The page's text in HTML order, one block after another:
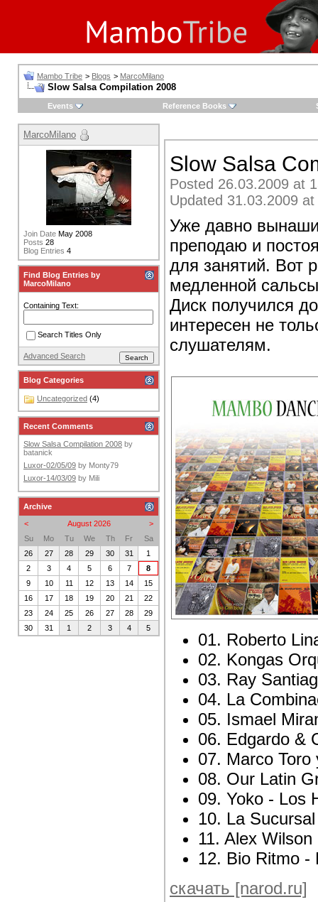
Mambo Tribe > Blogs > MarcoMilano
Slow Salsa Compilation 2008
Events Reference Books
Slow Salsa
Posted 26.03.2009 at
Updated 31.03.2009
Уже давно
преподаю и
для занятий. Вот
медленной
Диск получился
интересен не
слушателям.
01. Roberto
02. Kongas
03. Ray
04. La
05. Ismael
06. Edgardo &
07. Marco
08. Our Latin
09. Yoko - Los
10. La
11. Alex
12. Bio Ritmo -
скачать [narod.ru]
MarcoMilano
Join Date May 2008
Posts 28
Blog Entries 4
Find Blog Entries by
MarcoMilano
Containing Text:
Search Titles Only
Advanced Search
Blog Categories
Uncategorized (4)
Recent Comments
Slow Salsa Compilation 2008 by
batanick
Luxor-02/05/09 by Monty79
Luxor-14/03/09 by Mili
Archive
<
>
August 2026
Su
Mo Tu We Th Fr
Sa
26
27 28 29 30 31
1
2
3 4 5 6 7
8
9
10 11 12 13 14
15
16
17 18 19 20 21
22
23
24 25 26 27 28
29
30
31 1 2 3 4 5